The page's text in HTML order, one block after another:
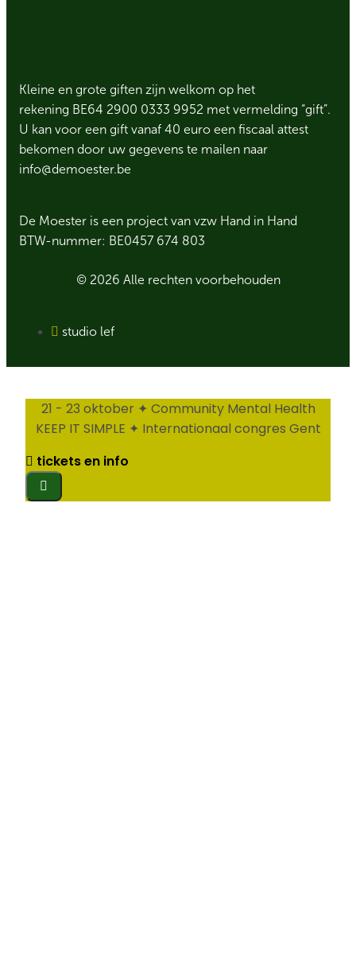
Kleine en grote giften zijn welkom op het
rekening BE64 2900 0333 9952 met vermelding “gift”.
U kan voor een gift vanaf 40 euro een fiscaal attest
bekomen door uw gegevens te mailen naar
info@demoester.be
De Moester is een project van vzw Hand in Hand
BTW-nummer: BE0457 674 803
© 2026 Alle rechten voorbehouden
studio lef
21 - 23 oktober ✦ Community Mental Health
KEEP IT SIMPLE ✦ Internationaal congres Gent
tickets en info